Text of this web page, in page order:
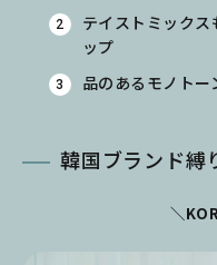
テイストミック
ップ
品のあるモノト
韓国ブランド縛
＼